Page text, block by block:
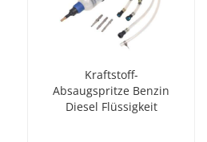
Kraftstoff-
Absaugspritze Benzin
Diesel Flüssigkeit